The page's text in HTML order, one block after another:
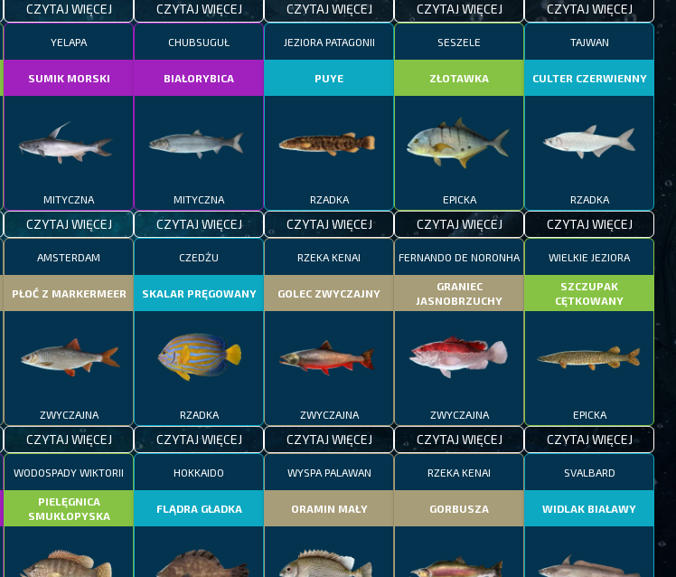
CZYTAJ WIĘCEJ CZYTAJ WIĘCEJ CZYTAJ WIĘCEJ CZYTAJ WIĘCEJ CZYTAJ WIĘCEJ
YELAPA
SUMIK MORSKI
MITYCZNA
CZYTAJ WIĘCEJ
CHUBSUGUŁ
BIAŁORYBICA
MITYCZNA
CZYTAJ WIĘCEJ
JEZIORA PATAGONII
PUYE
RZADKA
CZYTAJ WIĘCEJ
SESZELE
ZŁOTAWKA
EPICKA
CZYTAJ WIĘCEJ
TAJWAN
CULTER CZERWIENNY
RZADKA
CZYTAJ WIĘCEJ
AMSTERDAM
PŁOĆ Z MARKERMEER
ZWYCZAJNA
CZYTAJ WIĘCEJ
CZEDŻU
SKALAR PRĘGOWANY
RZADKA
CZYTAJ WIĘCEJ
RZEKA KENAI
GOLEC ZWYCZAJNY
ZWYCZAJNA
CZYTAJ WIĘCEJ
FERNANDO DE NORONHA
GRANIEC
JASNOBRZUCHY
ZWYCZAJNA
CZYTAJ WIĘCEJ
WIELKIE JEZIORA
SZCZUPAK
CĘTKOWANY
EPICKA
CZYTAJ WIĘCEJ
WODOSPADY WIKTORII
PIELĘGNICA
SMUKŁOPYSKA
HOKKAIDO
FLĄDRA GŁADKA
WYSPA PALAWAN
ORAMIN MAŁY
RZEKA KENAI
GORBUSZA
SVALBARD
WIDLAK BIAŁAWY